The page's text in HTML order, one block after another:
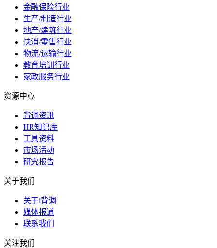
金融保险行业
生产/制造行业
地产/建筑行业
快消/零售行业
物流/运输行业
教育培训行业
家政服务行业
资源中心
背调资讯
HR知识库
工具资料
市场活动
研究报告
关于我们
关于i背调
媒体报道
联系我们
关注我们